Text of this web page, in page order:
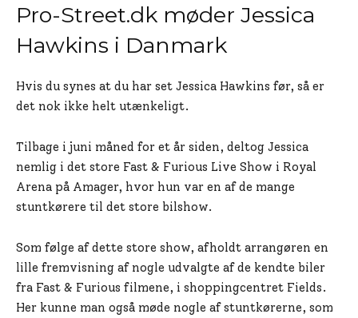
Pro-Street.dk møder Jessica
Hawkins i Danmark
Hvis du synes at du har set Jessica Hawkins før, så er
det nok ikke helt utænkeligt.
Tilbage i juni måned for et år siden, deltog Jessica
nemlig i det store Fast & Furious Live Show i Royal
Arena på Amager, hvor hun var en af de mange
stuntkørere til det store bilshow.
Som følge af dette store show, afholdt arrangøren en
lille fremvisning af nogle udvalgte af de kendte biler
fra Fast & Furious filmene, i shoppingcentret Fields.
Her kunne man også møde nogle af stuntkørerne, som